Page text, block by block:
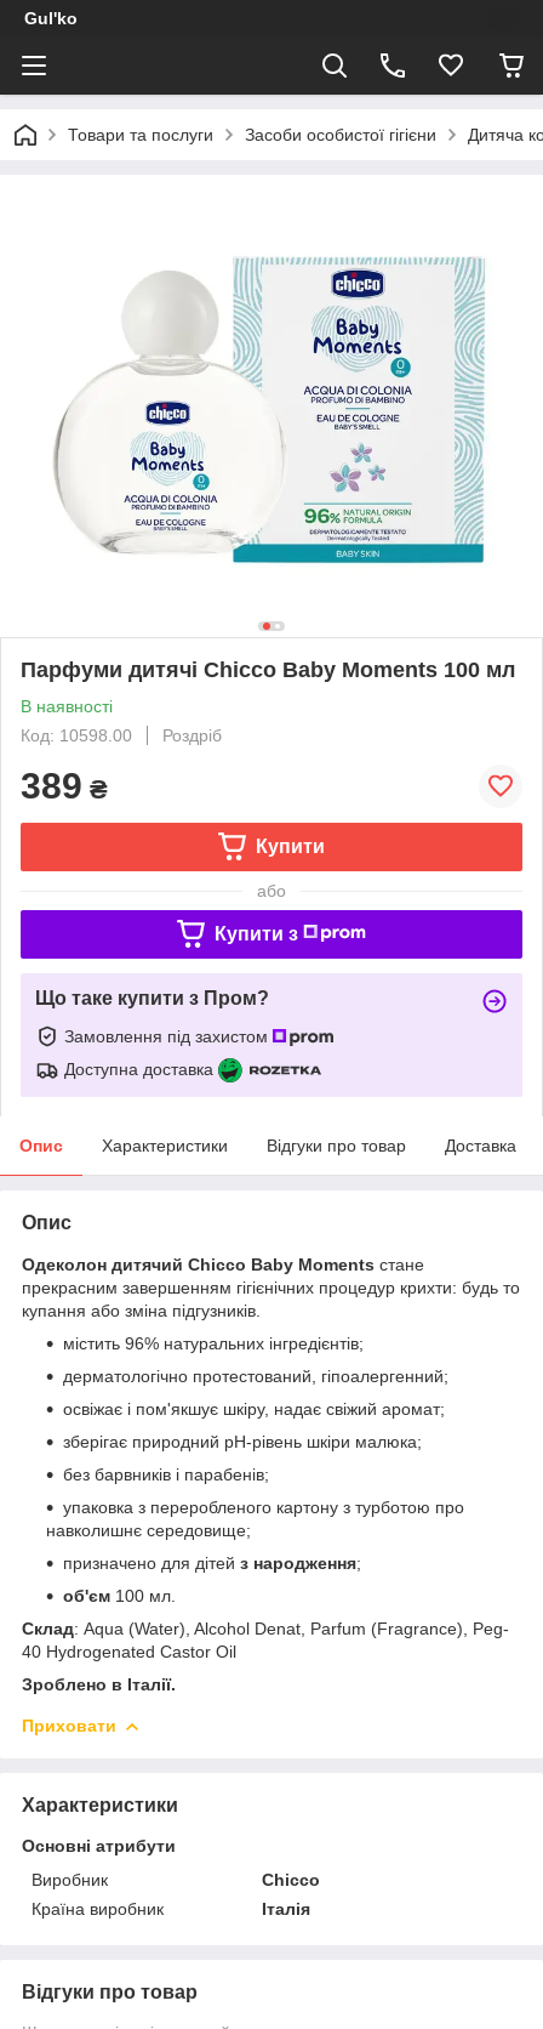
Gul'ko
Товари та послуги Засоби особистої гігієни Дитяча
Парфуми дитячі Chicco Baby Moments 100 мл
В наявності
Код: 10598.00
Роздріб
389 ₴
Купити
або
Купити з
Що таке купити з Пром?
Замовлення під захистом
Доступна доставка
Опис Характеристики Відгуки про товар Доставка
Опис
Одеколон дитячий Chicco Baby Moments стане
прекрасним завершенням гігієнічних процедур крихти: будь то
купання або зміна підгузників.
містить 96% натуральних інгредієнтів;
дерматологічно протестований, гіпоалергенний;
освіжає і пом'якшує шкіру, надає свіжий аромат;
зберігає природний pH-рівень шкіри малюка;
без барвників і парабенів;
упаковка з переробленого картону з турботою про
навколишнє середовище;
призначено для дітей з народження;
об'єм 100 мл.
Склад: Aqua (Water), Alcohol Denat, Parfum (Fragrance), Peg-
40 Hydrogenated Castor Oil
Зроблено в Італії.
Приховати
Характеристики
Основні атрибути
Виробник
Chicco
Країна виробник
Італія
Відгуки про товар